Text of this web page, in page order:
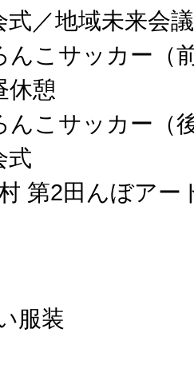
式／地域未来会議
んこサッカー（
休憩
んこサッカー（
式
第2田んぼアー
服装